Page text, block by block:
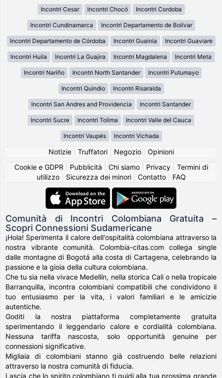
Incontri Cesar Incontri Chocó Incontri Cordoba
Incontri Cundinamarca Incontri Departamento de Bolívar
Incontri Departamento de Córdoba Incontri Guainia Incontri Guaviare
Incontri Huila Incontri La Guajira Incontri Magdalena Incontri Meta
Incontri Nariño Incontri North Santander Incontri Putumayo
Incontri Quindio Incontri Risaralda
Incontri San Andres and Providencia Incontri Santander
Incontri Sucre Incontri Tolima Incontri Valle del Cauca
Incontri Vaupés Incontri Vichada
Notizie| Truffatori| Negozio| Opinioni
Cookie e GDPR
Pubblicità Chi siamo| Privacy| Termini di
utilizzo| Sicurezza dei minori| Contatto| FAQ
Comunità di Incontri Colombiana Gratuita –
Scopri Connessioni Sudamericane
¡Hola! Sperimenta il calore dell'ospitalità colombiana attraverso la
nostra vibrante comunità. Colombia-citas.com collega single
dalle montagne di Bogotá alla costa di Cartagena, celebrando la
passione e la gioia della cultura colombiana.
Che tu sia nella vivace Medellín, nella storica Cali o nella tropicale
Barranquilla, incontra colombiani compatibili che condividono il
tuo entusiasmo per la vita, i valori familiari e le amicizie
autentiche.
Goditi la nostra piattaforma completamente gratuita
sperimentando il leggendario calore e cordialità colombiana.
Nessuna tariffa nascosta, solo opportunità genuine per
connessioni significative.
Migliaia di colombiani stanno già costruendo belle relazioni
attraverso la nostra comunità di fiducia.
Lascia che lo spirito colombiano ti guidi alla tua prossima grande